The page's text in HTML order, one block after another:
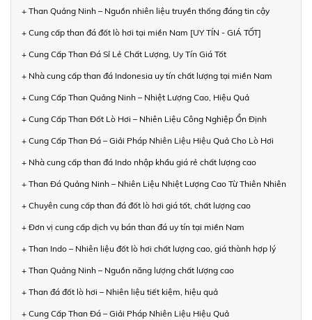
+ Than Quảng Ninh – Nguồn nhiên liệu truyền thống đáng tin cậy
+ Cung cấp than đá đốt lò hơi tại miền Nam [UY TÍN - GIÁ TỐT]
+ Cung Cấp Than Đá Sỉ Lẻ Chất Lượng, Uy Tín Giá Tốt
+ Nhà cung cấp than đá Indonesia uy tín chất lượng tại miền Nam
+ Cung Cấp Than Quảng Ninh – Nhiệt Lượng Cao, Hiệu Quả
+ Cung Cấp Than Đốt Lò Hơi – Nhiên Liệu Công Nghiệp Ổn Định
+ Cung Cấp Than Đá – Giải Pháp Nhiên Liệu Hiệu Quả Cho Lò Hơi
+ Nhà cung cấp than đá Indo nhập khẩu giá rẻ chất lượng cao
+ Than Đá Quảng Ninh – Nhiên Liệu Nhiệt Lượng Cao Từ Thiên Nhiên
+ Chuyên cung cấp than đá đốt lò hơi giá tốt, chất lượng cao
+ Đơn vị cung cấp dịch vụ bán than đá uy tín tại miền Nam
+ Than Indo – Nhiên liệu đốt lò hơi chất lượng cao, giá thành hợp lý
+ Than Quảng Ninh – Nguồn năng lượng chất lượng cao
+ Than đá đốt lò hơi – Nhiên liệu tiết kiệm, hiệu quả
+ Cung Cấp Than Đá – Giải Pháp Nhiên Liệu Hiệu Quả